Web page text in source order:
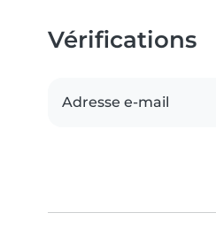
Vérifications
Adresse e-mail